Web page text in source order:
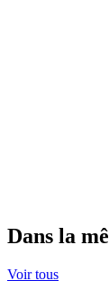
Dans la
Voir tous